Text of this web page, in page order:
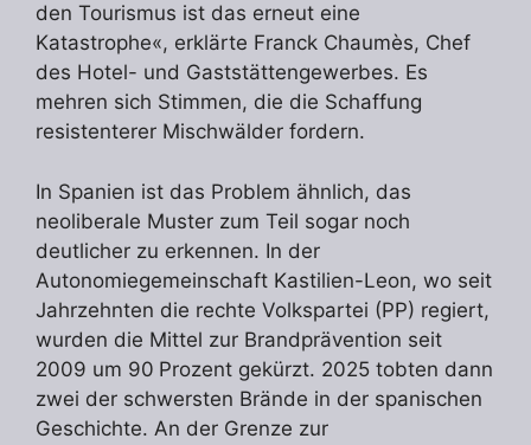
den Tourismus ist das erneut eine
Katastrophe«, erklärte Franck Chaumès, Chef
des Hotel- und Gaststättengewerbes. Es
mehren sich Stimmen, die die Schaffung
resistenterer Mischwälder fordern.
In Spanien ist das Problem ähnlich, das
neoliberale Muster zum Teil sogar noch
deutlicher zu erkennen. In der
Autonomiegemeinschaft Kastilien-Leon, wo seit
Jahrzehnten die rechte Volkspartei (PP) regiert,
wurden die Mittel zur Brandprävention seit
2009 um 90 Prozent gekürzt. 2025 tobten dann
zwei der schwersten Brände in der spanischen
Geschichte. An der Grenze zur